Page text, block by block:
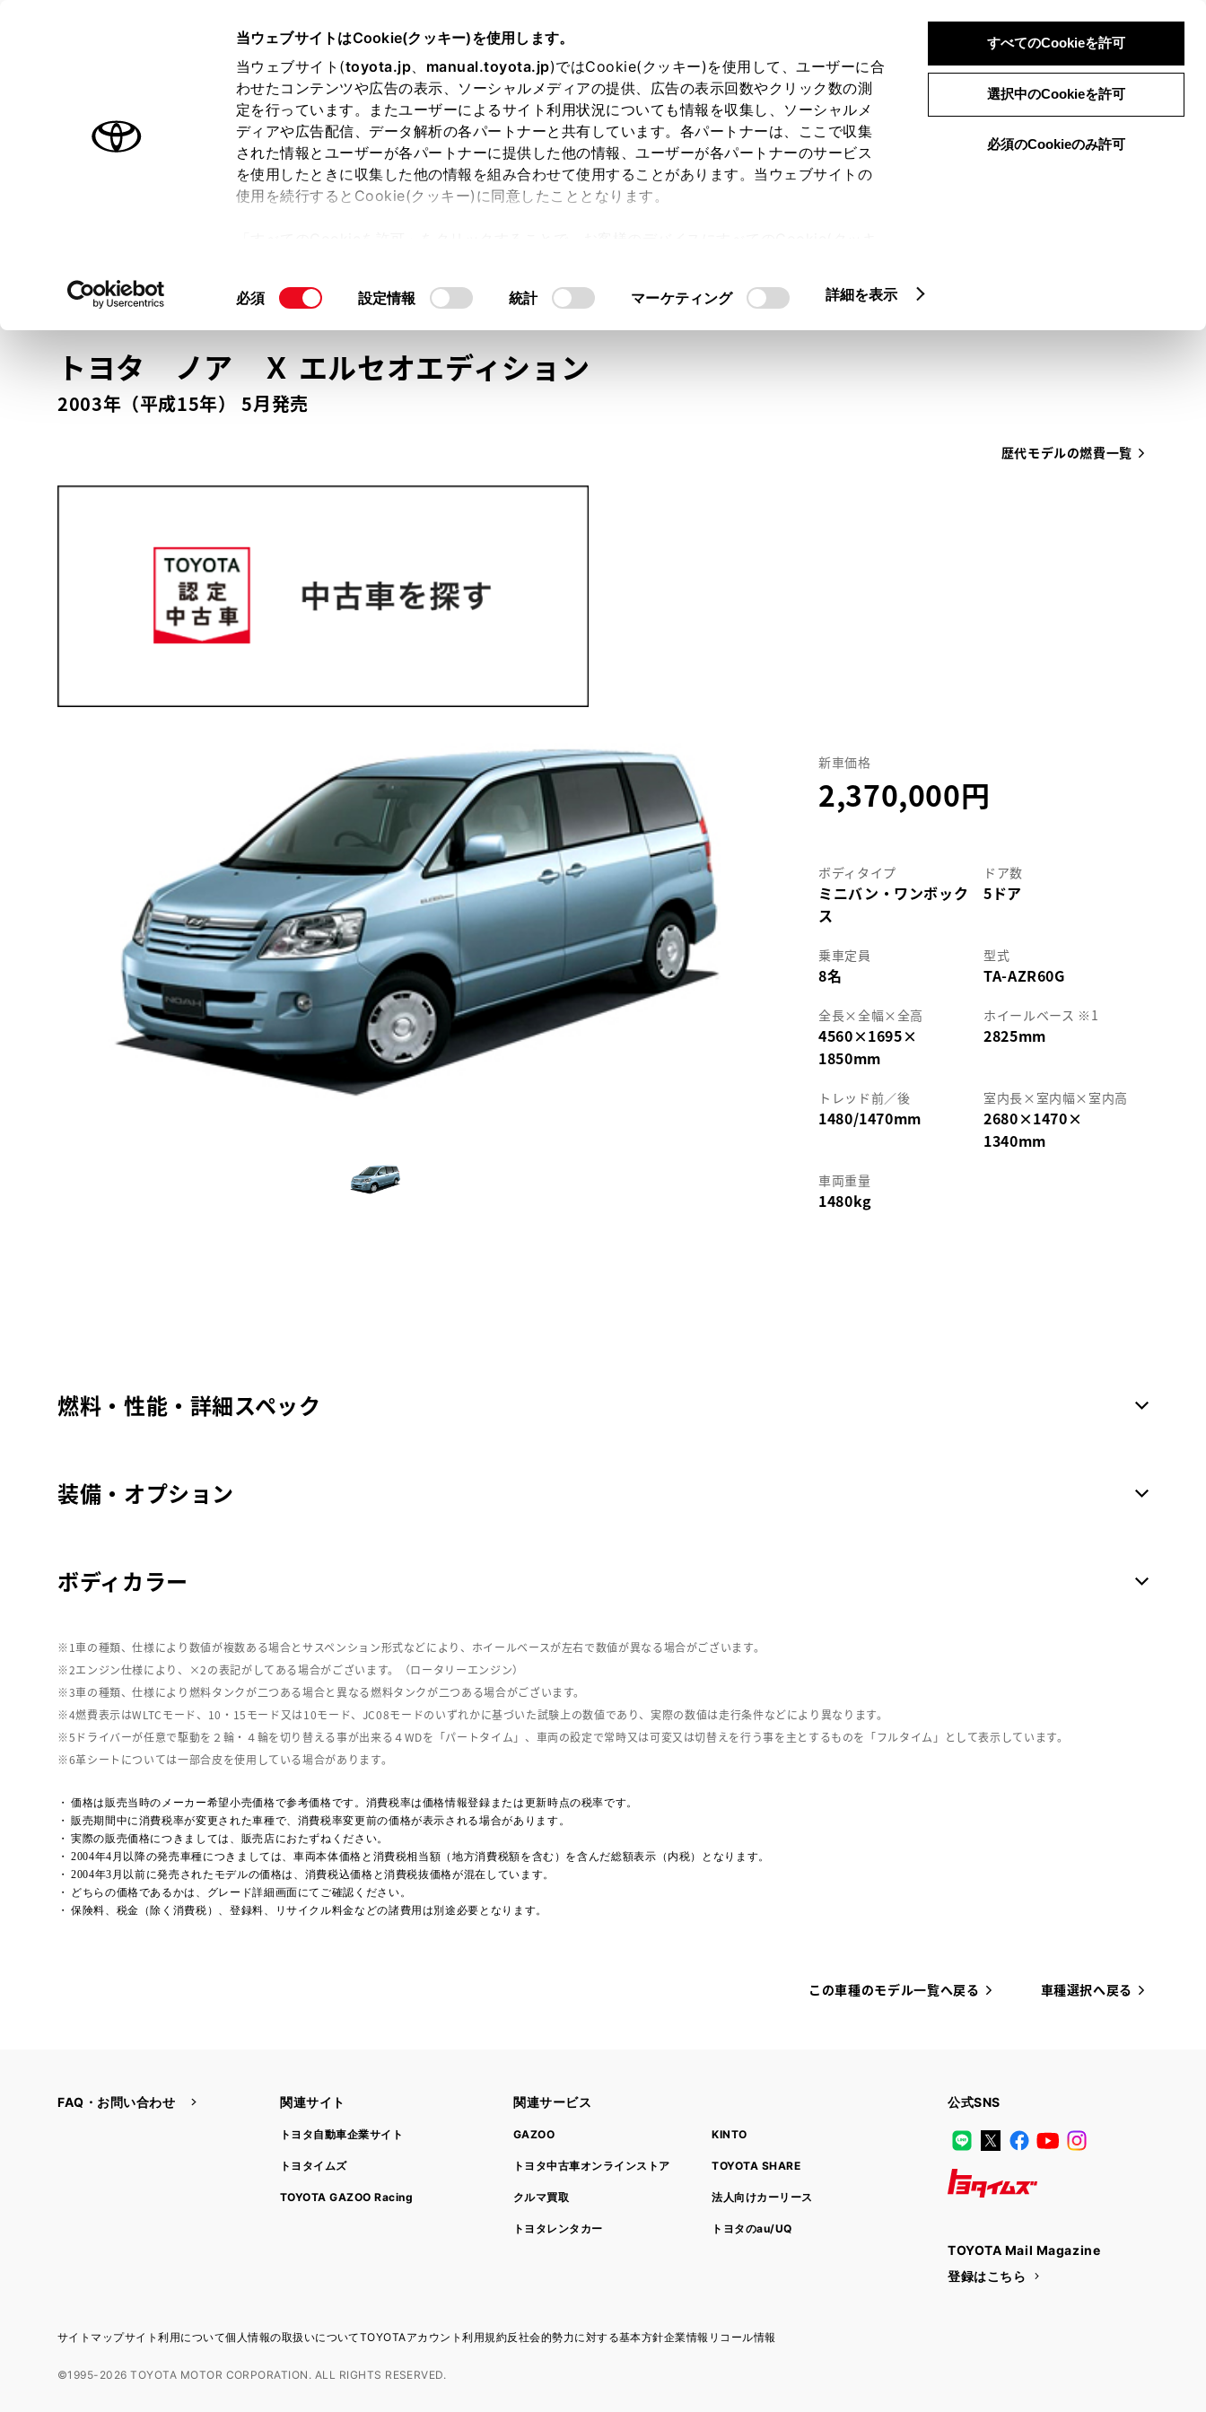
当ウェブサイトはCookie(クッキー)を使用します。
当ウェブサイト(toyota.jp、 manual.toyota.jp)ではCookie(クッキー)を使用して、ユーザーに合
わせたコンテンツや広告の表示、ソーシャルメディアの提供、広告の表示回数やクリック数の測
定を行っています。またユーザーによるサイト利用状況についても情報を収集し、ソーシャルメ
ディアや広告配信、データ解析の各パートナーと共有しています。各パートナーは、ここで収集
された情報とユーザーが各パートナーに提供した他の情報、ユーザーが各パートナーのサービス
を使用したときに収集した他の情報を組み合わせて使用することがあります。当ウェブサイトの
使用を続行するとCookie(クッキー)に同意したこととなります。
て」をご覧ください。
同
必須 設定情報 統計 マーケティング 詳細を表示
すべてのCookieを許可
選択中のCookieを許可
必須のCookieのみ許可
ログイン 検索 メニュー
オーナーサポート トピックス
トヨタ認定中古車 メニュー
トヨタ認定中古車の魅力 3つの買い方 オンライン購入お気に入り 保存した見積り
の選択 モデル・年式・グレード クルマ情報
トヨタ ノアＸ エルセオエディション
2003年（平成15年） 5月発売
歴代モデルの燃費一覧
新車価格
2,370,000
ボディタイプ
ミニバン・ワンボック
ス
ドア数
5ドア
乗車定員
8名
型式
TA-AZR60G
全長×全幅×全高
4560×1695×
1850mm
ホイールベース ※1
2825mm
トレッド前／後
1480/1470mm
室内長× 室内幅× 室内高
2680×1470×
1340mm
車両重量
1480kg
燃料・性能・詳細スペック
装備・オプション
ボディカラー
車の種類、仕様により数値が複数ある場合とサスペンション形式などにより、ホイールベースが左右で数値が異なる場合がございます。
エンジン仕様により、×2の表記がしてある場合がございます。（ロータリーエンジン）
車の種類、仕様により燃料タンクが二つある場合と異なる燃料タンクが二つある場合がございます。
燃費表示はWLTCモード、10・15モード又は10モード、JC08モードのいずれかに基づいた試験上の数値であり、実際の数値は走行条件などにより異なります。
ドライバーが任意で駆動を２輪・４輪を切り替える事が出来る４WDを「パートタイム」、車両の設定で常時又は可変又は切替えを行う事を主とするものを「フルタイム」として表示しています。
革シートについては一部合皮を使用している場合があります。
価格は販売当時のメーカー希望小売価格で参考価格です。消費税率は価格情報登録または更新時点の税率です。
販売期間中に消費税率が変更された車種で、消費税率変更前の価格が表示される場合があります。
実際の販売価格につきましては、販売店におたずねください。
2004年4月以降の発売車種につきましては、車両本体価格と消費税相当額（地方消費税額を含む）を含んだ総額表示（内税）となります。
2004年3月以前に発売されたモデルの価格は、消費税込価格と消費税抜価格が混在しています。
どちらの価格であるかは、グレード詳細画面にてご確認ください。
保険料、税金（除く消費税）、登録料、リサイクル料金などの諸費用は別途必要となります。
この車種のモデル一覧へ戻る 車種選択へ戻る
FAQ・お問い合わせ 関連サイト
トヨタ自動車企業サイト
トヨタイムズ
TOYOTA GAZOO Racing
関連サービス
GAZOO
トヨタ中古車オンラインストア
クルマ買取
トヨタレンタカー
KINTO
TOYOTA SHARE
法人向けカーリース
トヨタのau/UQ
公式SNS
LINE X Facebook
YouTube
TOYOTA Mail Magazine
登録はこちら
サイトマップサイト利用について個人情報の取扱いについてTOYOTAアカウント利用規約反社会的勢力に対する基本方針企業情報 リコール情報
©1995-2026 TOYOTA MOTOR CORPORATION. ALL RIGHTS RESERVED.